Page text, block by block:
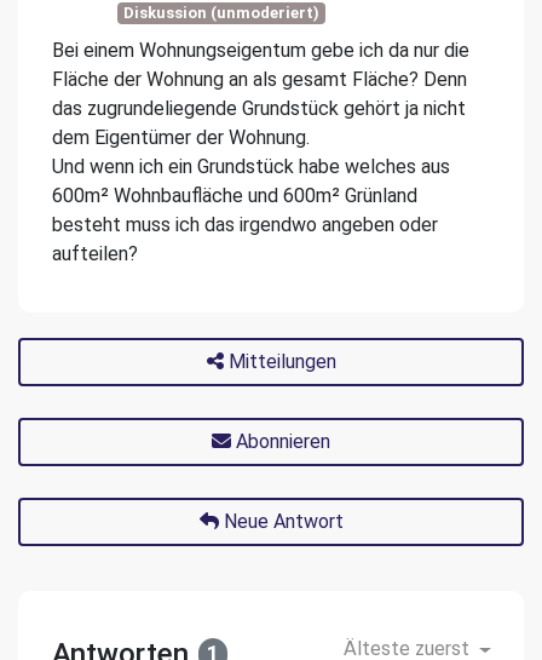
Diskussion (unmoderiert)
Bei einem Wohnungseigentum gebe ich da nur die
Fläche der Wohnung an als gesamt Fläche? Denn
das zugrundeliegende Grundstück gehört ja nicht
dem Eigentümer der Wohnung.
Und wenn ich ein Grundstück habe welches aus
600m² Wohnbaufläche und 600m² Grünland
besteht muss ich das irgendwo angeben oder
aufteilen?
Mitteilungen
Abonnieren
Neue Antwort
1 Älteste zuerst